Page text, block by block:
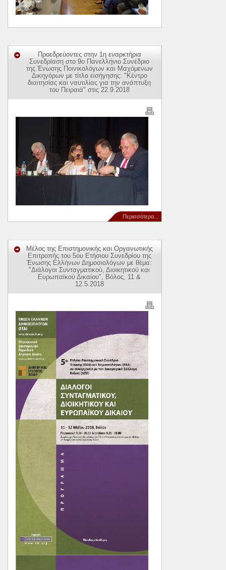
Προεδρεύοντες στην 1η εναρκτήρια
Συνεδρίαση στο 9ο Πανελλήνιο Συνέδριο
της Ένωσης Ποινικολόγων και Μαχόμενων
Δικηγόρων με τίτλο εισήγησης: "Κέντρο
διαιτησίας και ναυτιλίας για την ανάπτυξη
του Πειραιά" στις 22.9.2018
Περισσότερα...
Μέλος της Επιστημονικής και Οργανωτικής
Επιτροπής του 5ου Ετήσιου Συνεδρίου της
Ένωσης Ελλήνων Δημοσιολόγων με θέμα:
"Διάλογοι Συνταγματικού, Διοικητικού και
Ευρωπαϊκού Δικαίου", Βόλος, 11 &
12.5.2018